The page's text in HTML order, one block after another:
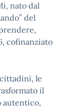
, nato dal
del
cofinanziato
le
il
autentico,